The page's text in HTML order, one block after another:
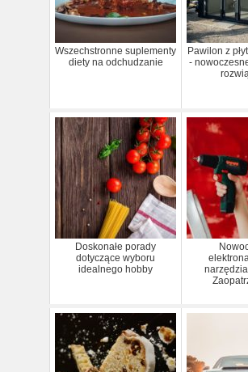
Wszechstronne suplementy
diety na odchudzanie
Pawilon z
-
Doskonałe porady
dotyczące wyboru
idealnego hobby